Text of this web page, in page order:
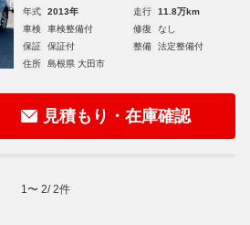
年式 2013年 走行
11.8万km
車検
車検整備付 修復
なし
保証
保証付 整備
法定整備付
住所
島根県 大田市
見積もり・在庫確認
1 〜 2/2件